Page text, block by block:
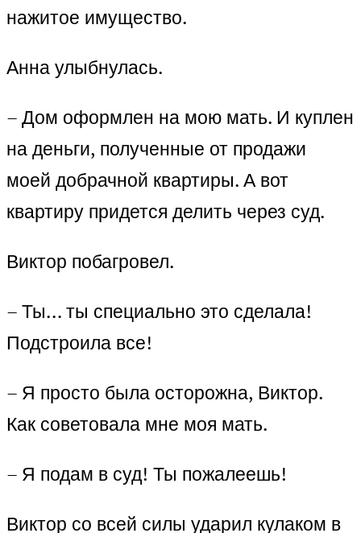
нажитое имущество.
Анна улыбнулась.
– Дом оформлен на мою мать. И куплен
на деньги, полученные от продажи
моей добрачной квартиры. А вот
квартиру придется делить через суд.
Виктор побагровел.
– Ты… ты специально это сделала!
Подстроила все!
– Я просто была осторожна, Виктор.
Как советовала мне моя мать.
– Я подам в суд! Ты пожалеешь!
Виктор со всей силы ударил кулаком в